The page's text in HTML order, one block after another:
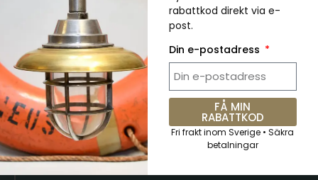
kr734.00 489.00
5 % RABATT. Kupongkod:
QKWCM2KC
rabattkod direkt via e-
post.
Din e-postadress
FÅ MIN
RABATTKOD
Fri frakt inom Sverige • Säkra
betalningar